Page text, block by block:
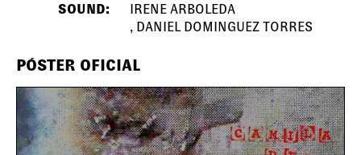
SOUND:
IRENE ARBOLEDA
DANIEL DOMINGUEZ TORRES
PÓSTER OFICIAL